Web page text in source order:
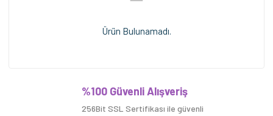
Ürün Bulunamadı.
%100 Güvenli Alışveriş
256Bit SSL Sertifikası ile güvenli